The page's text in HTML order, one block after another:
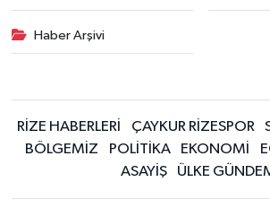
Haber Arşivi
RİZE HABERLERİ ÇAYKUR RİZESPOR
BÖLGEMİZ
POLİTİKA EKONOMİ
ASAYİŞ
ÜLKE